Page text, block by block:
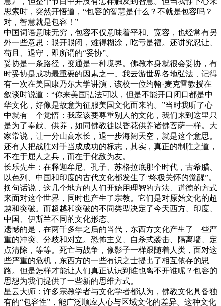
思索时，突然开悟道，“包容的智慧是什么？不就是包容吗？
对，智慧就是包容！”
中国词语意味无穷，包容不仅意味着平和、宽容，也经常有另
外一些意思：眼开眼闭，难得糊涂，吃亏是福。还讲究忍让、
苟且、退守，即所谓的“妥协”。
妥协是一条路径，变通是一种境界。佛教本身就很会妥协，有
时妥协是成功最重要的因素之一。我云游世界各地弘法，记得
有一次在美国康乃尔大学讲演，该校一位约翰·麦克雷教授在
叙谈时说道：“你来美国弘法可以，但是不能开口闭口都是中
华文化，好像是故意为征服美国文化而来的。”当时我听了心
中就有一个觉悟：我应该要尊重别人的文化，我们来到这里只
是为了奉献、供养，如同佛教徒以香花供养诸佛菩萨一样。大
家常说，让一分山高水长，退一步海阔天空，就是这个意思。
还有人把战胜对手当成成功的标志，其实，真正的制胜之道，
不在于屈人之兵，而在于化敌为友。
长乐先生：在释迦牟尼、孔子、苏格拉底那个时代，古希腊、
以色列、中国和印度的古代文化都发生了“终极关怀的觉醒”。
换句话说，这几个地方的人们开始用理智的方法、道德的方式
来面对这个世界，同时也产生了宗教。它们是对原始文化的超
越和突破。而超越和突破的不同类型决定了今天西方、印度、
中国、伊斯兰不同的文化形态。
遗憾的是，在两千多年之后的当代，东西方文化产生了一些严
重的冲突、分歧和对立。恐怖主义、自杀式袭击、隔离墙、定
点清除，等等。死亡与战争，像影子一样跟随着人类，面对这
些严重的危机，东西方的一些有识之士提出了相互依存的思
路。但是怎样才能让人们真正认识到谁也离不开谁呢？包容的
思想为我们提供了一些新的思维方式。
星云大师：许多宗教学者与文化学者都认为，佛教文化具备独
有的“包容性”，能广泛顺应人心与区域文化的差异。这种文化